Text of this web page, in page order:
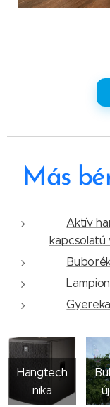
Más
Aktív
kapcsolatú
✅
✅
Hangtech
nika